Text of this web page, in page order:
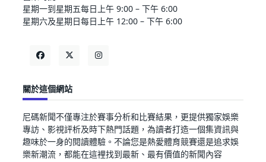
星期一到星期五每日上午 9:00 – 下午 6:00
星期六及星期日每日上午 12:00 – 下午 6:00
關於這個網站
尼碼新聞不僅專注於賽事分析和比賽結果，更提供獨家娛樂
專訪、影視評析及時下熱門話題，為讀者打造一個集資訊與
趣味於一身的閱讀體驗。不論您是熱愛體育競賽還是追求娛
樂新潮流，都能在這裡找到最新、最有價值的新聞內容